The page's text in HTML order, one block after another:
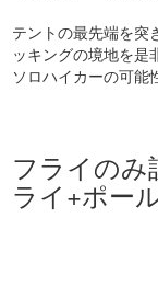
テントの最先端を突
ッキングの境地を是
ソロハイカーの可能
フライのみ
ライ+ポー